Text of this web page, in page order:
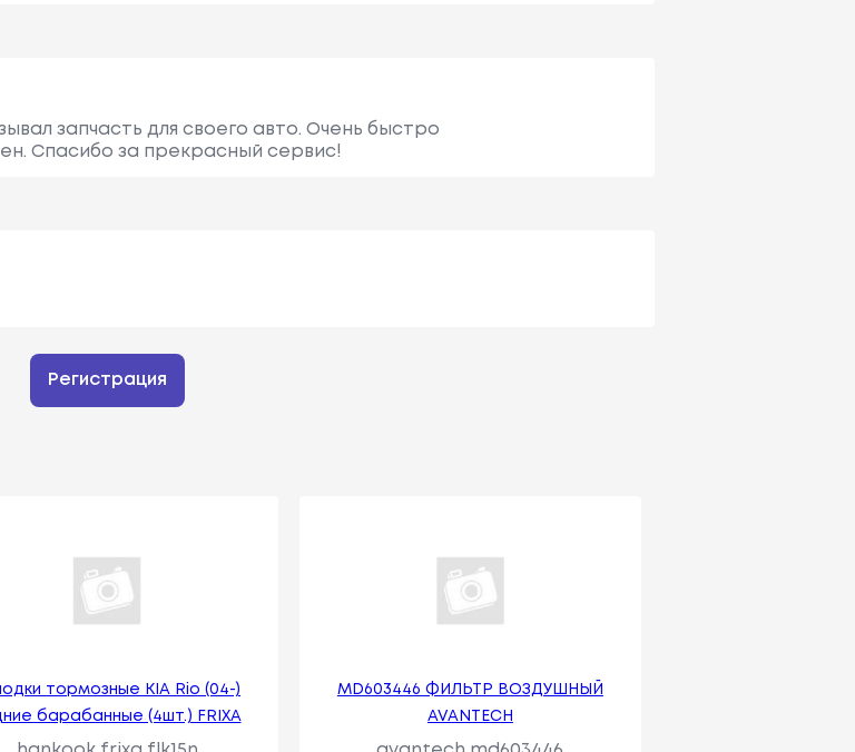
запчасть для своего авто. Очень быстро
Спасибо за прекрасный сервис!
Регистрация
тормозные KIA Rio (04-)
барабанные (4шт.) FRIXA
MD603446 ФИЛЬТР ВОЗДУШНЫЙ
AVANTECH